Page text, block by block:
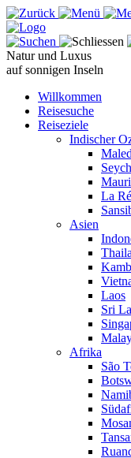
Natur und Luxus
auf sonnigen Inseln
Willkommen
Reisesuche
Reiseziele
Indischer
La
Asien
Laos
Sri
Afrika
São